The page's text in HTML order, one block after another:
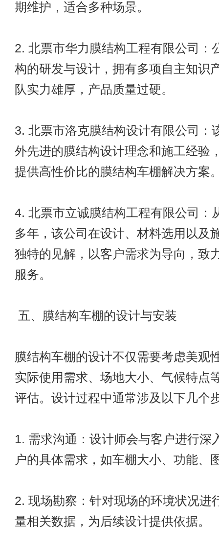
期维护，适合多种场景。
2. 北票市华力膜结构工程有限公司：
构的研发与设计，拥有多项自主知识
队实力雄厚，产品质量过硬。
3. 北票市洛克膜结构设计有限公司：
外先进的膜结构设计理念和施工经验
提供高性价比的膜结构车棚解决方案
4. 北票市立诚膜结构工程有限公司：
多年，该公司在设计、材料选用以及
独特的见解，以客户需求为导向，致
服务。
五、膜结构车棚的设计与安装
膜结构车棚的设计不仅需要考虑美观
实际使用需求、场地大小、气候特点
评估。设计过程中通常涉及以下几个
1. 需求沟通：设计师会与客户进行深
户的具体需求，如车棚大小、功能、
2. 现场勘察：针对现场的环境状况进
量相关数据，为后续设计提供依据。